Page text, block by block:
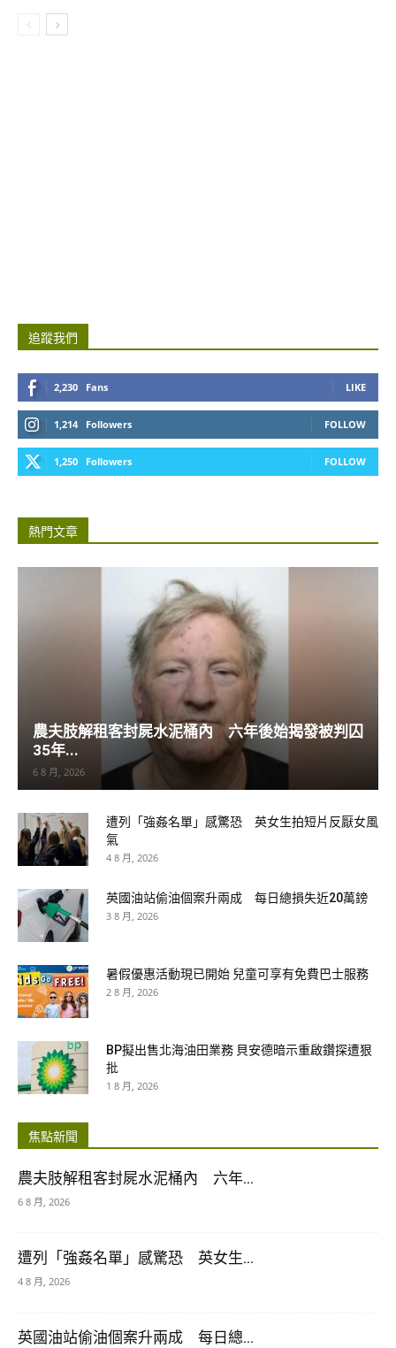
追蹤我們
2,230 Fans LIKE
1,214 Followers FOLLOW
1,250 Followers FOLLOW
熱門文章
農夫肢解租客封屍水泥桶內 六年後始揭發被判囚
35年...
6 8 月, 2026
遭列「強姦名單」感驚恐 英女生拍短片反厭女風
氣
4 8 月, 2026
英國油站偷油個案升兩成 每日總損失近20萬鎊
3 8 月, 2026
暑假優惠活動現已開始 兒童可享有免費巴士服務
2 8 月, 2026
BP擬出售北海油田業務 貝安德暗示重啟鑽探遭狠
批
1 8 月, 2026
焦點新聞
農夫肢解租客封屍水泥桶內 六年...
6 8 月, 2026
遭列「強姦名單」感驚恐 英女生...
4 8 月, 2026
英國油站偷油個案升兩成 每日總...